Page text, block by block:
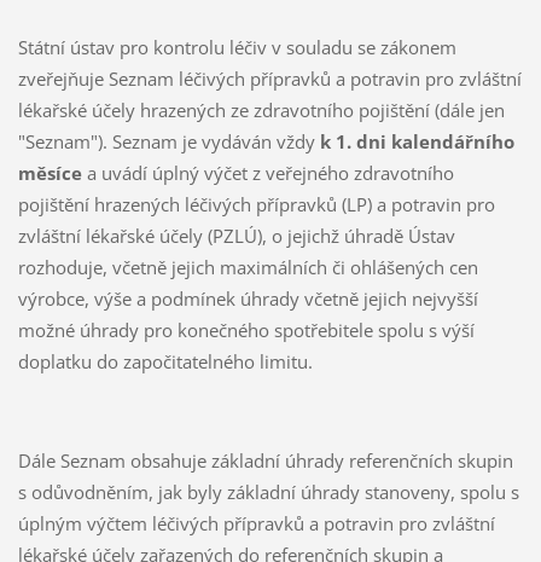
Státní ústav pro kontrolu léčiv v souladu se zákonem
zveřejňuje Seznam léčivých přípravků a potravin pro zvláštní
lékařské účely hrazených ze zdravotního pojištění (dále jen
"Seznam"). Seznam je vydáván vždy k 1. dni kalendářního
měsícea uvádí úplný výčet z veřejného zdravotního
pojištění hrazených léčivých přípravků (LP) a potravin pro
zvláštní lékařské účely (PZLÚ), o jejichž úhradě Ústav
rozhoduje, včetně jejich maximálních či ohlášených cen
výrobce, výše a podmínek úhrady včetně jejich nejvyšší
možné úhrady pro konečného spotřebitele spolu s výší
doplatku do započitatelného limitu.
Dále Seznam obsahuje základní úhrady referenčních skupin
s odůvodněním, jak byly základní úhrady stanoveny, spolu s
úplným výčtem léčivých přípravků a potravin pro zvláštní
lékařské účely zařazených do referenčních skupin a